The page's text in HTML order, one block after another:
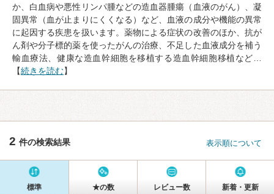
か、白血病や悪性リンパ腫などの造血器腫瘍（血液のがん）、凝
固異常（血が止まりにくくなる）など、血液の成分や機能の異常
に起因する疾患を扱います。薬物による症状の改善のほか、抗が
ん剤や分子標的薬を使ったがんの治療、不足した血液成分を補う
輸血療法、健康な造血幹細胞を移植する造血幹細胞移植など…
【続きを読む】
2 件の検索結果 表示順について
標準 ★の数 レビュー数 新着・更新